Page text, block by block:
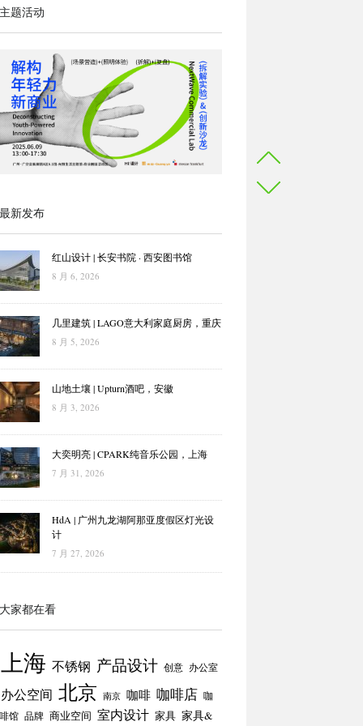
题活动
新发布
红山设计 | 长安书院 · 西安图书馆
8 月 6, 2026
几里建筑 | LAGO意大利家庭厨房，重庆
8 月 5, 2026
山地土壤 | Upturn酒吧，安徽
8 月 3, 2026
大奕明亮 | CPARK纯音乐公园，上海
7 月 31, 2026
HdA | 广州九龙湖阿那亚度假区灯光设
计
7 月 27, 2026
家都在看
上海 不锈钢 产品设计 创意 办公室
办公空间 北京 南京 咖啡 咖啡店 咖
馆 品牌 商业空间 室内设计 家具 家具&